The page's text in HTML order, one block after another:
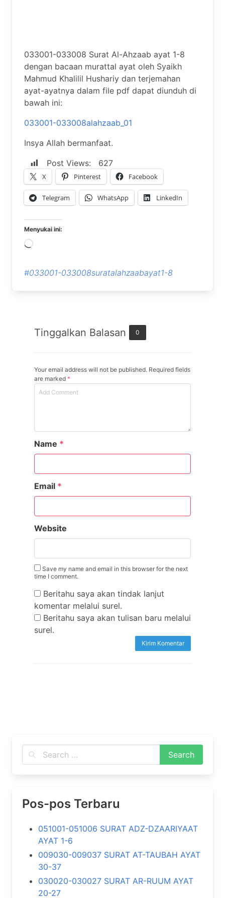
033001-033008 Surat Al-Ahzaab ayat 1-8
dengan bacaan murattal ayat oleh Syaikh
Mahmud Khalilil Hushariy dan terjemahan
ayat-ayatnya dalam file pdf dapat diunduh di
bawah ini:
033001-033008alahzaab_01
Insya Allah bermanfaat.
Post Views:
627
X Pinterest Facebook
Telegram WhatsApp LinkedIn
Menyukai ini:
Memuat...
#033001-033008suratalahzaabayat1-8
Tinggalkan Balasan 0
Your email address will not be published. Required fields
are marked *
Name *
Email *
Website
Save my name and email in this browser for the next
time I comment.
Beritahu saya akan tindak lanjut
komentar melalui surel.
Beritahu saya akan tulisan baru melalui
surel.
Pos-pos Terbaru
051001-051006 SURAT ADZ-DZAARIYAAT
AYAT 1-6
009030-009037 SURAT AT-TAUBAH AYAT
30-37
030020-030027 SURAT AR-RUUM AYAT
20-27